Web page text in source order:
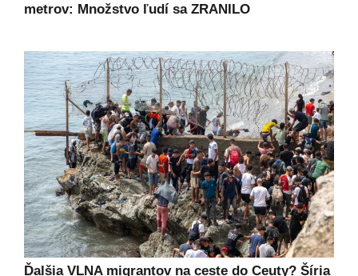
metrov: Množstvo ľudí sa ZRANILO
Ďalšia VLNA migrantov na ceste do Ceuty? Šíria